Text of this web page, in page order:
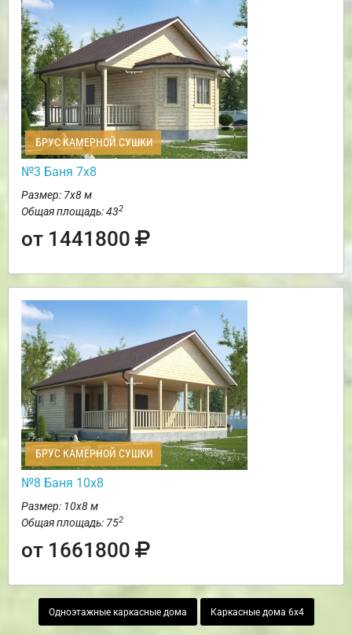
БРУС КАМЕРНОЙ СУШКИ
№3 Баня 7х8
Размер: 7х8 м
Общая площадь: 432
от 1441800
БРУС КАМЕРНОЙ СУШКИ
№8 Баня 10х8
Размер: 10х8 м
Общая площадь: 752
от 1661800
Одноэтажные каркасные дома Каркасные дома 6х4